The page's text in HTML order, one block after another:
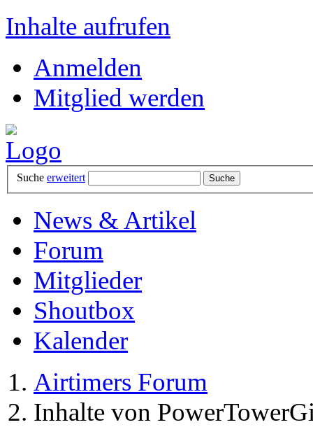
Inhalte aufrufen
Anmelden
Mitglied werden
Suche erweitert
News & Artikel
Forum
Mitglieder
Shoutbox
Kalender
Airtimers Forum
Inhalte von